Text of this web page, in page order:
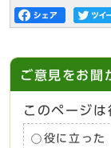
ご意見をお聞
このページは
役に立った